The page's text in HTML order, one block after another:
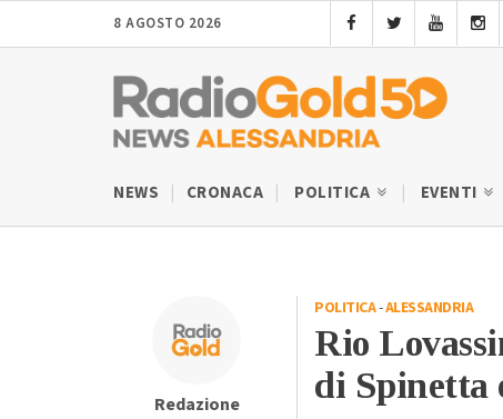
8 AGOSTO 2026
NEWS CRONACA POLITICA EVENTI
Redazione
POLITICA-ALESSANDRIA
Rio
di Spinetta